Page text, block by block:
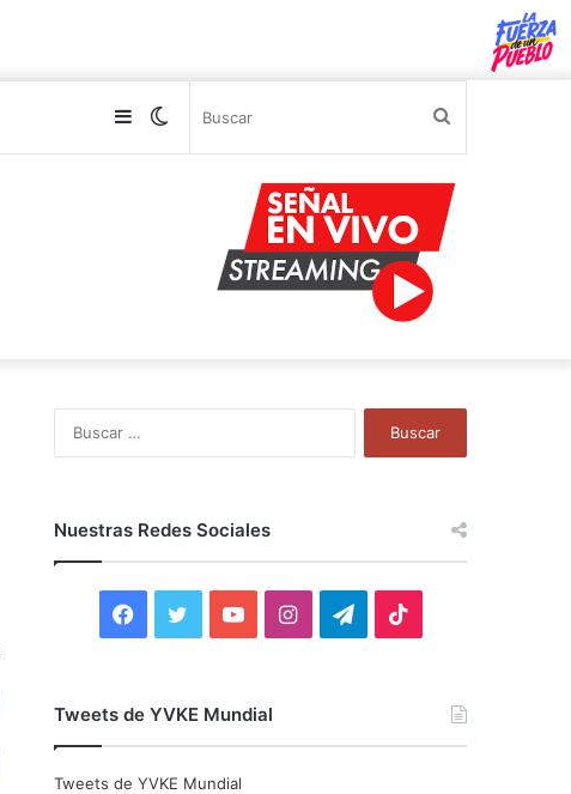
Switch
Sidebar
Nuestras Redes Sociales
F
c
i
Y
u
I
T
Tweets de YVKE Mundial
Tweets de YVKE Mundial